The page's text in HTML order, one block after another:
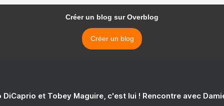
Créer un blog sur Overblog
Créer un blog
DiCaprio et Tobey Maguire, c'est lui ! Rencontre avec